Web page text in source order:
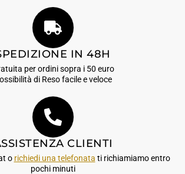
IN 48H
per ordini sopra i 50 euro
di Reso facile e veloce
CLIENTI
o richiedi una telefonata ti richiamiamo entro
pochi minuti